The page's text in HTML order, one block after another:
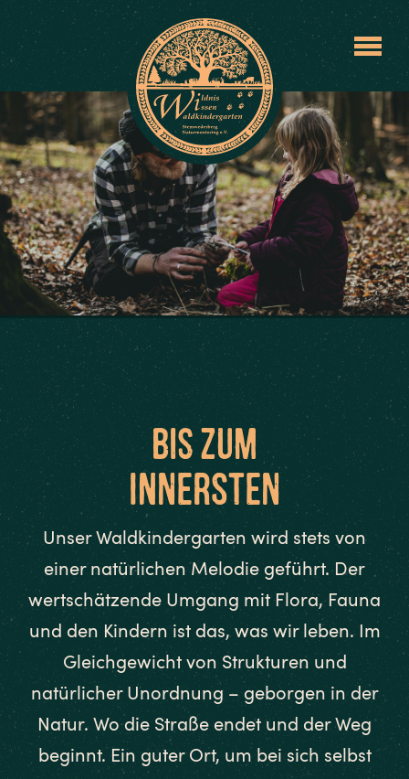
Bis zum
Innersten
Unser Waldkindergarten wird stets von
einer natürlichen Melodie geführt. Der
wertschätzende Umgang mit Flora, Fauna
und den Kindern ist das, was wir leben. Im
Gleichgewicht von Strukturen und
natürlicher Unordnung – geborgen in der
Natur. Wo die Straße endet und der Weg
beginnt. Ein guter Ort, um bei sich selbst